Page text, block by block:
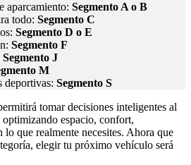
aparcamiento: Segmento A o B
todo: Segmento C
Segmento D o E
Segmento F
Segmento J
M
deportivas: Segmento S
tomar decisiones inteligentes al
espacio, confort,
lo que realmente necesites. Ahora que
elegir tu próximo vehículo será